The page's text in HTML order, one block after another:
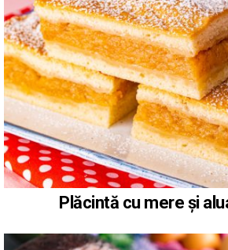
Plăcintă cu mere și